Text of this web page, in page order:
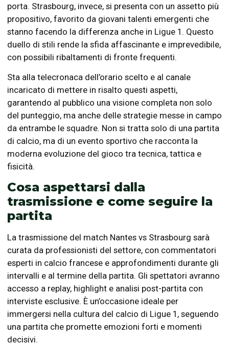
porta. Strasbourg, invece, si presenta con un assetto più
propositivo, favorito da giovani talenti emergenti che
stanno facendo la differenza anche in Ligue 1. Questo
duello di stili rende la sfida affascinante e imprevedibile,
con possibili ribaltamenti di fronte frequenti.
Sta alla telecronaca dell’orario scelto e al canale
incaricato di mettere in risalto questi aspetti,
garantendo al pubblico una visione completa non solo
del punteggio, ma anche delle strategie messe in campo
da entrambe le squadre. Non si tratta solo di una partita
di calcio, ma di un evento sportivo che racconta la
moderna evoluzione del gioco tra tecnica, tattica e
fisicità.
Cosa aspettarsi dalla
trasmissione e come seguire la
partita
La trasmissione del match Nantes vs Strasbourg sarà
curata da professionisti del settore, con commentatori
esperti in calcio francese e approfondimenti durante gli
intervalli e al termine della partita. Gli spettatori avranno
accesso a replay, highlight e analisi post-partita con
interviste esclusive. È un’occasione ideale per
immergersi nella cultura del calcio di Ligue 1, seguendo
una partita che promette emozioni forti e momenti
decisivi.